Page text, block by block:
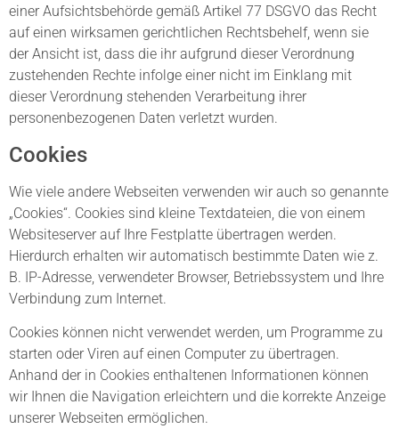
einer Aufsichtsbehörde gemäß Artikel 77 DSGVO das Recht
auf einen wirksamen gerichtlichen Rechtsbehelf, wenn sie
der Ansicht ist, dass die ihr aufgrund dieser Verordnung
zustehenden Rechte infolge einer nicht im Einklang mit
dieser Verordnung stehenden Verarbeitung ihrer
personenbezogenen Daten verletzt wurden.
Cookies
Wie viele andere Webseiten verwenden wir auch so genannte
„Cookies“. Cookies sind kleine Textdateien, die von einem
Websiteserver auf Ihre Festplatte übertragen werden.
Hierdurch erhalten wir automatisch bestimmte Daten wie z.
B. IP-Adresse, verwendeter Browser, Betriebssystem und Ihre
Verbindung zum Internet.
Cookies können nicht verwendet werden, um Programme zu
starten oder Viren auf einen Computer zu übertragen.
Anhand der in Cookies enthaltenen Informationen können
wir Ihnen die Navigation erleichtern und die korrekte Anzeige
unserer Webseiten ermöglichen.